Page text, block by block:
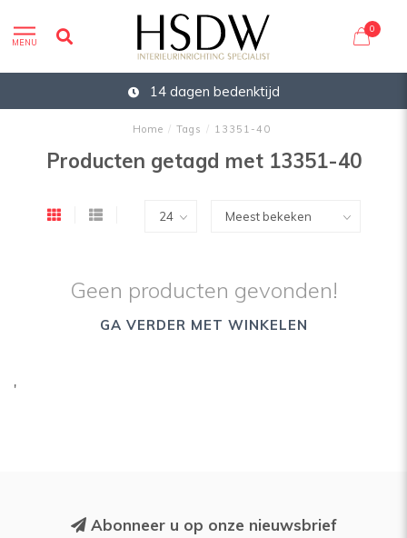
MENU
0
14 dagen bedenktijd
Home / Tags / 13351-40
Producten getagd met 13351-40
Geen producten gevonden!
GA VERDER MET WINKELEN
'
Abonneer u op onze nieuwsbrief